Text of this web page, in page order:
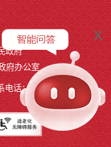
x
政府
府办公室
电话：0873-4221495